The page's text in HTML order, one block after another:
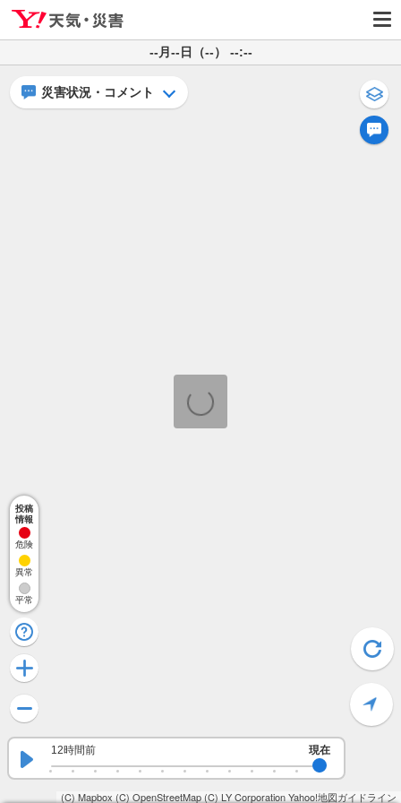
--月--日（--） --:--
(C) Mapbox (C) OpenStreetMap(C) LY CorporationYahoo!地図ガイドライン
災害状況・コメント
12時間前 現在
投稿
情報
危険
異常
平常